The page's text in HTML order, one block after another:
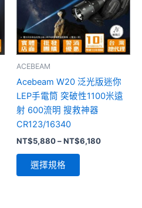
ACEBEAM
Acebeam W20 泛光版迷你
LEP手電筒 突破性1100米遠
射 600流明 搜救神器
CR123/16340
NT$5,880–NT$6,180
選擇規格
多
種
款
式。
產
品
頁
選
選